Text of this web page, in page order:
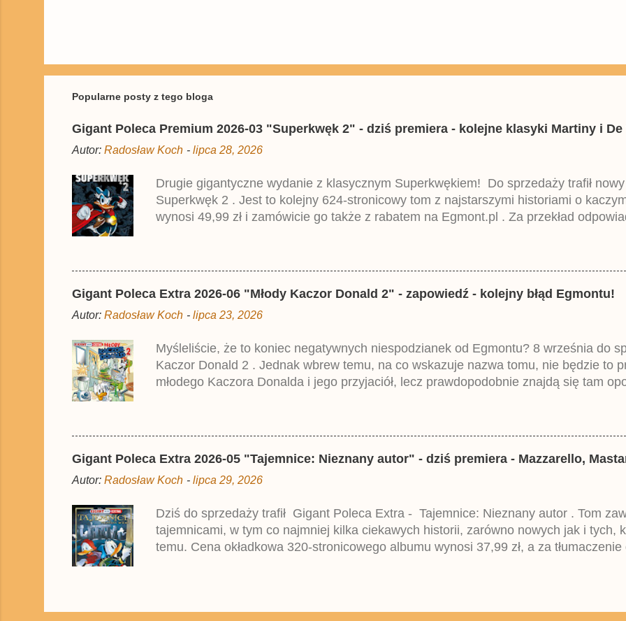
z
ś
j
k
o
e
n
t
a
r
z
Popularne posty z tego bloga
Gigant Poleca Premium 2026-03 "Superkwęk 2" - dziś premiera - kolejne klasyki Martiny i De
Autor: Radosław Koch - lipca 28, 2026
Drugie gigantyczne wydanie z klasycznym Superkwękiem! Do sprzedaży trafił
Superkwęk 2 . Jest to kolejny 624-stronicowy tom z najstarszymi historiami o
wynosi 49,99 zł i zamówicie go także z rabatem na Egmont.pl . Za przekład
Gigant Poleca Extra 2026-06 "Młody Kaczor Donald 2" - zapowiedź - kolejny błąd Egmontu!
Autor: Radosław Koch - lipca 23, 2026
Myśleliście, że to koniec negatywnych niespodzianek od Egmontu? 8 września do
Kaczor Donald 2 . Jednak wbrew temu, na co wskazuje nazwa tomu, nie będzie to
młodego Kaczora Donalda i jego przyjaciół, lecz prawdopodobnie znajdą się tam
Gigant Poleca Extra 2026-05 "Tajemnice: Nieznany autor" - dziś premiera - Mazzarello,
Autor: Radosław Koch - lipca 29, 2026
Dziś do sprzedaży trafił Gigant Poleca Extra - Tajemnice: Nieznany autor . Tom
tajemnicami, w tym co najmniej kilka ciekawych historii, zarówno nowych jak i tych,
temu. Cena okładkowa 320-stronicowego albumu wynosi 37,99 zł, a za